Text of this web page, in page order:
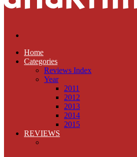
Home
Categories
Reviews Index
Year
2011
2012
2013
2014
2015
REVIEWS